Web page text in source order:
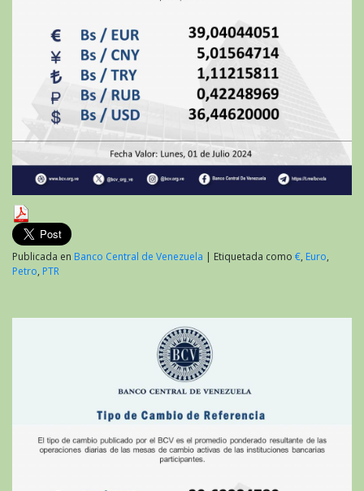
Publicada en Banco Central de Venezuela | Etiquetada como €, Euro,
Petro, PTR